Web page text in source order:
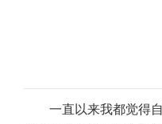
一直以来我都觉得自